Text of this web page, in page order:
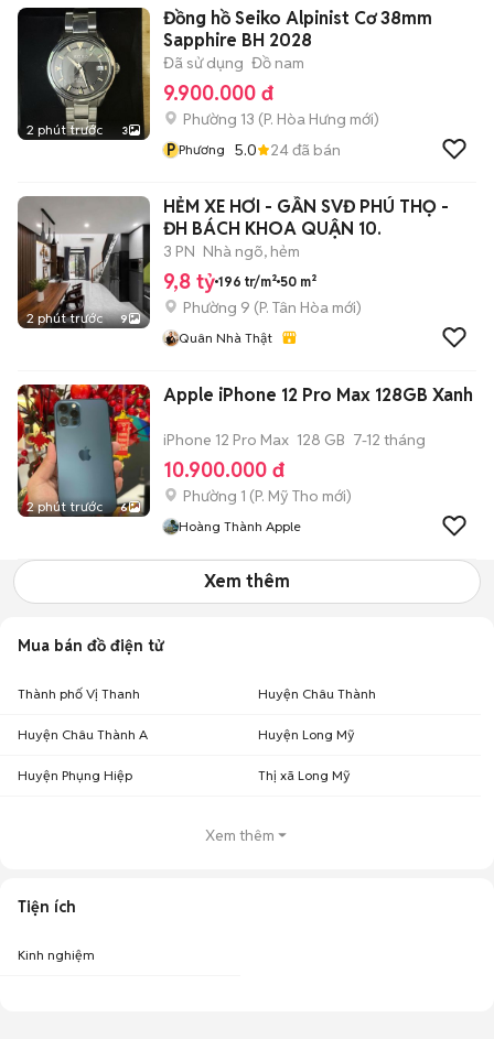
2 phút trước 3
Đồng hồ Seiko Alpinist Cơ 38mm
Sapphire BH 2028
Đã sử dụng Đồ nam
9.900.000 đ
Phường 13 (P. Hòa Hưng mới)
P Phương 5.0 24đã bán
2 phút trước 9
HẺM XE HƠI - GẦN SVĐ PHÚ THỌ -
ĐH BÁCH KHOA QUẬN 10.
3 PN Nhà ngõ, hẻm
9,8 tỷ 196 tr/m² 50 m²
Phường 9 (P. Tân Hòa mới)
Quân Nhà Thật
2 phút trước 6
Apple iPhone 12 Pro Max 128GB Xanh
iPhone 12 Pro Max 128 GB 7-12 tháng
10.900.000 đ
Phường 1 (P. Mỹ Tho mới)
Hoàng Thành Apple
Xem thêm
Mua bán đồ điện tử
Thành phố Vị Thanh Huyện Châu Thành
Huyện Châu Thành A Huyện Long Mỹ
Huyện Phụng Hiệp Thị xã Long Mỹ
Xem thêm
Tiện ích
Kinh nghiệm